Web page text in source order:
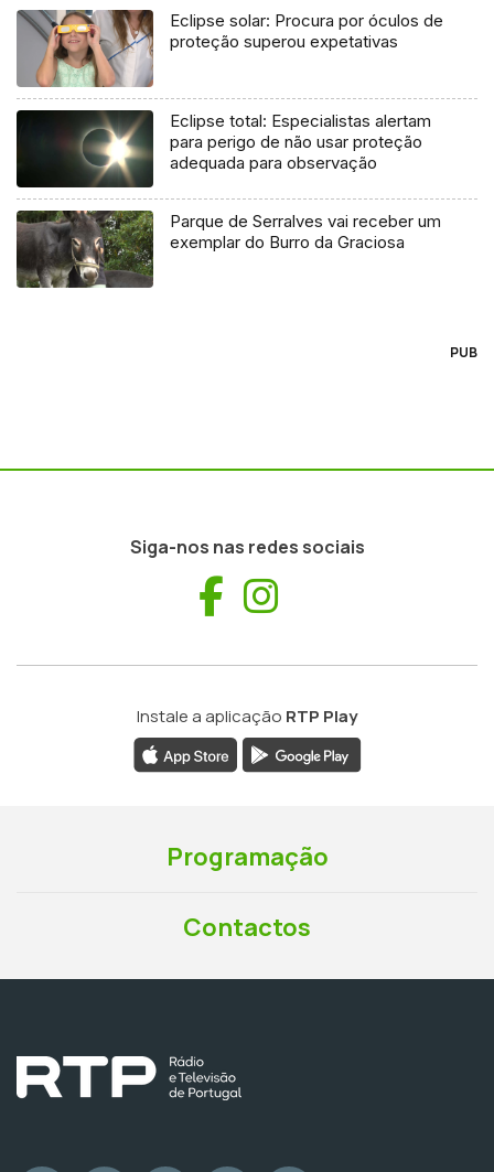
Eclipse solar: Procura por óculos de
proteção superou expetativas
Eclipse total: Especialistas alertam
para perigo de não usar proteção
adequada para observação
Parque de Serralves vai receber um
exemplar do Burro da Graciosa
PUB
Siga-nos nas redes sociais
Facebook
Instale a aplicação RTP Play
Programação
Contactos